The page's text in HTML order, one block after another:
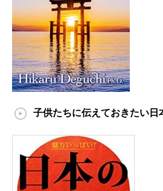
子供たちに伝えておきたい日